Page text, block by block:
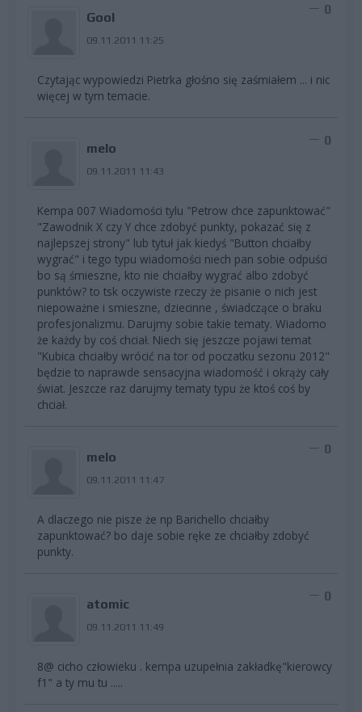
Gool
09.11.2011 11:25
0
Czytając wypowiedzi Pietrka głośno się zaśmiałem ... i nic
więcej w tym temacie.
melo
09.11.2011 11:43
0
Kempa 007 Wiadomości tylu "Petrow chce zapunktować"
"Zawodnik X czy Y chce zdobyć punkty, pokazać się z
najlepszej strony" lub tytuł jak kiedyś "Button chciałby
wygrać" i tego typu wiadomości niech pan sobie odpuści
bo są śmieszne, kto nie chciałby wygrać albo zdobyć
punktów? to tsk oczywiste rzeczy że pisanie o nich jest
niepoważne i smieszne, dziecinne , świadczące o braku
profesjonalizmu. Darujmy sobie takie tematy. Wiadomo
że każdy by coś chciał. Niech się jeszcze pojawi temat
"Kubica chciałby wrócić na tor od poczatku sezonu 2012"
będzie to naprawde sensacyjna wiadomość i okrąży cały
świat. Jeszcze raz darujmy tematy typu że ktoś coś by
chciał.
melo
09.11.2011 11:47
0
A dlaczego nie pisze że np Barichello chciałby
zapunktować? bo daje sobie ręke ze chciałby zdobyć
punkty.
atomic
09.11.2011 11:49
0
8@ cicho człowieku . kempa uzupełnia zakładkę"kierowcy
f1" a ty mu tu .....